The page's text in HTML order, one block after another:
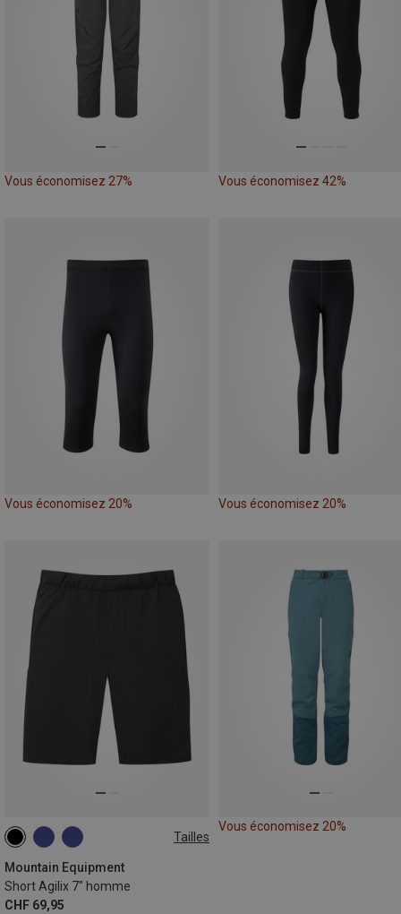
Vous économisez 27% Vous économisez 42%
Vous économisez 20% Vous économisez 20%
Tailles
Mountain Equipment
Short Agilix 7" homme
CHF 69,95
S M L
Vous économisez 20%